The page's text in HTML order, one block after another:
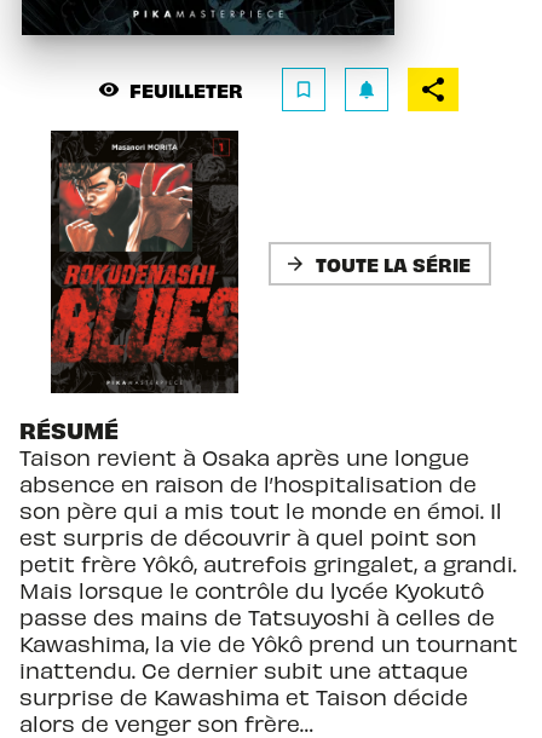
visibility FEUILLETER bookmark_border notifications
arrow_forward TOUTE LA SÉRIE
RÉSUMÉ
Taison revient à Osaka après une longue
absence en raison de l’hospitalisation de
son père qui a mis tout le monde en émoi. Il
est surpris de découvrir à quel point son
petit frère Yôkô, autrefois gringalet, a grandi.
Mais lorsque le contrôle du lycée Kyokutô
passe des mains de Tatsuyoshi à celles de
Kawashima, la vie de Yôkô prend un tournant
inattendu. Ce dernier subit une attaque
surprise de Kawashima et Taison décide
alors de venger son frère…